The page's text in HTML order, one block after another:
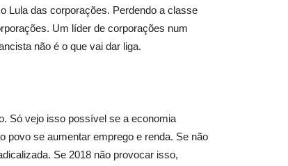
Lula das corporações. Perdendo a classe
Um líder de corporações num
não é o que vai dar liga.
Só vejo isso possível se a economia
povo se aumentar emprego e renda. Se não
Se 2018 não provocar isso,